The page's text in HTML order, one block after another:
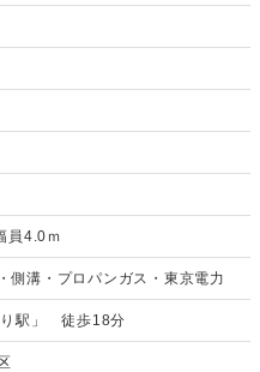
員4.0ｍ
側溝・プロパンガス・東京電力
り駅」 徒歩18分